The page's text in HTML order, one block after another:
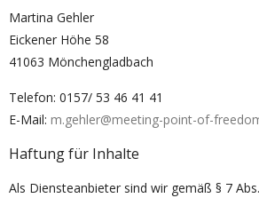
Martina Gehler
Eickener Höhe 58
41063 Mönchengladbach
Telefon: 0157/ 53 46 41 41
E-Mail: m.gehler@meeting-point-of-
Haftung für Inhalte
Als Diensteanbieter sind wir gemäß § 7